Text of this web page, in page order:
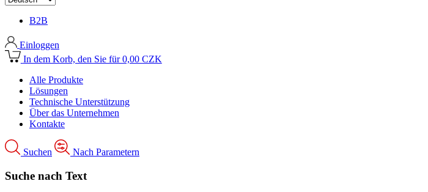
B2B
Einloggen
In dem Korb, den Sie für 0,00 CZK
Alle Produkte
Lösungen
Technische Unterstützung
Über das Unternehmen
Kontakte
Suchen Nach Parametern
Suche nach Text